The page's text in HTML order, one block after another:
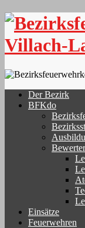
Skip
content
Der Bezirk
BFKdo
Bewerter
Einsätze
Feuerwehren